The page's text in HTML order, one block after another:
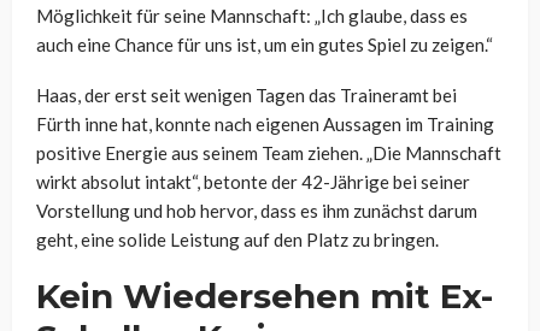
Möglichkeit für seine Mannschaft: „Ich glaube, dass es
auch eine Chance für uns ist, um ein gutes Spiel zu zeigen.“
Haas, der erst seit wenigen Tagen das Traineramt bei
Fürth inne hat, konnte nach eigenen Aussagen im Training
positive Energie aus seinem Team ziehen. „Die Mannschaft
wirkt absolut intakt“, betonte der 42-Jährige bei seiner
Vorstellung und hob hervor, dass es ihm zunächst darum
geht, eine solide Leistung auf den Platz zu bringen.
Kein Wiedersehen mit Ex-